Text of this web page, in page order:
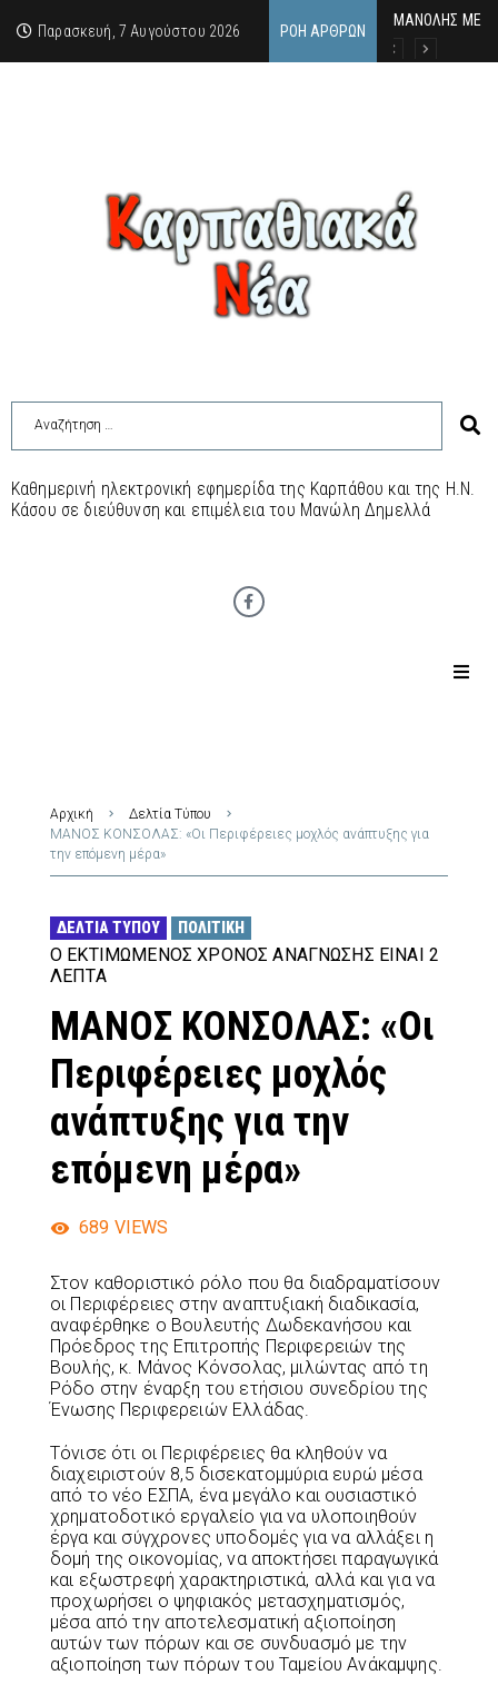
Παρασκευή, 7 Αυγούστου 2026 ΡΟΉ ΆΡΘΡΩΝ
MΑΝΟΛΗΣ
ΕΚΔΗΛΩΣΗ
Κάθε
Καθημερινή ηλεκτρονική εφημερίδα της Καρπάθου και της Η.Ν.
Κάσου σε διεύθυνση και επιμέλεια του Μανώλη Δημελλά
Αρχική
Δελτία Τύπου
ΜΑΝΟΣ ΚΟΝΣΟΛΑΣ: «Οι Περιφέρειες μοχλός ανάπτυξης για
την επόμενη μέρα»
ΔΕΛΤΊΑ ΤΎΠΟΥ ΠΟΛΙΤΙΚΉ
Ο ΕΚΤΙΜΏΜΕΝΟΣ ΧΡΌΝΟΣ ΑΝΆΓΝΩΣΗΣ ΕΊΝΑΙ 2
ΛΕΠΤΆ
ΜΑΝΟΣ ΚΟΝΣΟΛΑΣ: «Οι
Περιφέρειες μοχλός
ανάπτυξης για την
επόμενη μέρα»
689 VIEWS
Στον καθοριστικό ρόλο που θα διαδραματίσουν
οι Περιφέρειες στην αναπτυξιακή διαδικασία,
αναφέρθηκε ο Βουλευτής Δωδεκανήσου και
Πρόεδρος της Επιτροπής Περιφερειών της
Βουλής, κ. Μάνος Κόνσολας, μιλώντας από τη
Ρόδο στην έναρξη του ετήσιου συνεδρίου της
Ένωσης Περιφερειών Ελλάδας.
Τόνισε ότι οι Περιφέρειες θα κληθούν να
διαχειριστούν 8,5 δισεκατομμύρια ευρώ μέσα
από το νέο ΕΣΠΑ, ένα μεγάλο και ουσιαστικό
χρηματοδοτικό εργαλείο για να υλοποιηθούν
έργα και σύγχρονες υποδομές για να αλλάξει η
δομή της οικονομίας, να αποκτήσει παραγωγικά
και εξωστρεφή χαρακτηριστικά, αλλά και για να
προχωρήσει ο ψηφιακός μετασχηματισμός,
μέσα από την αποτελεσματική αξιοποίηση
αυτών των πόρων και σε συνδυασμό με την
αξιοποίηση των πόρων του Ταμείου Ανάκαμψης.